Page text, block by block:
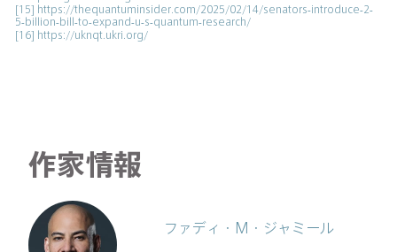
[15] https://thequantuminsider.com/2025/02/14/senators-introduce-2-
5-billion-bill-to-expand-u-s-quantum-research/
[16] https://uknqt.ukri.org/
作家情報
ファディ・M・ジャミール